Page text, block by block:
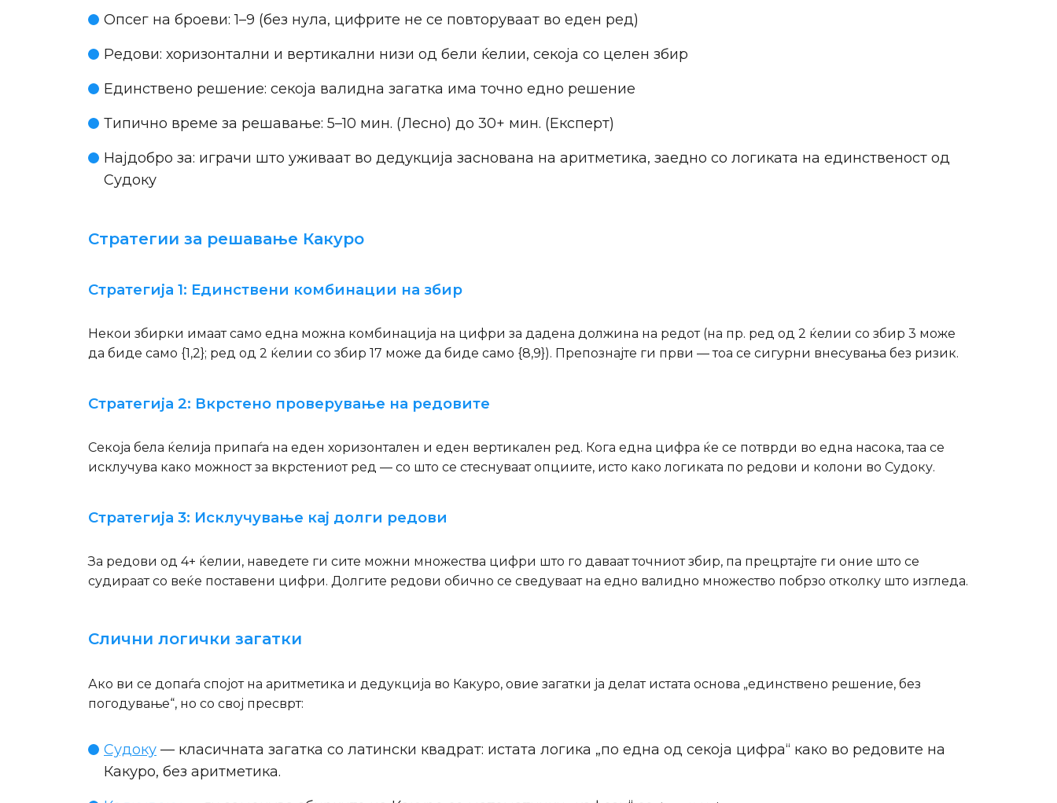
Опсег на броеви: 1–9 (без нула, цифрите не се повторуваат во еден ред)
Редови: хоризонтални и вертикални низи од бели ќелии, секоја со целен збир
Единствено решение: секоја валидна загатка има точно едно решение
Типично време за решавање: 5–10 мин. (Лесно) до 30+ мин. (Експерт)
Најдобро за: играчи што уживаат во дедукција заснована на аритметика, заедно со логиката на единственост од
Судоку
Стратегии за решавање Какуро
Стратегија 1: Единствени комбинации на збир
Некои збирки имаат само една можна комбинација на цифри за дадена должина на редот (на пр. ред од 2 ќелии со збир 3 може
да биде само {1,2}; ред од 2 ќелии со збир 17 може да биде само {8,9}). Препознајте ги први — тоа се сигурни внесувања без ризик.
Стратегија 2: Вкрстено проверување на редовите
Секоја бела ќелија припаѓа на еден хоризонтален и еден вертикален ред. Кога една цифра ќе се потврди во една насока, таа се
исклучува како можност за вкрстениот ред — со што се стеснуваат опциите, исто како логиката по редови и колони во Судоку.
Стратегија 3: Исклучување кај долги редови
За редови од 4+ ќелии, наведете ги сите можни множества цифри што го даваат точниот збир, па прецртајте ги оние што се
судираат со веќе поставени цифри. Долгите редови обично се сведуваат на едно валидно множество побрзо отколку што изгледа.
Слични логички загатки
Ако ви се допаѓа спојот на аритметика и дедукција во Какуро, овие загатки ја делат истата основа „единствено решение, без
погодување“, но со свој пресврт:
Судоку — класичната загатка со латински квадрат: истата логика „по една од секоја цифра“ како во редовите на
Какуро, без аритметика.